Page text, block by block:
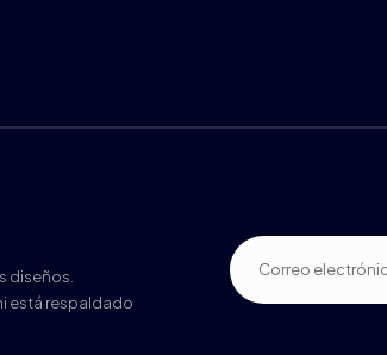
diseños.
está respaldado